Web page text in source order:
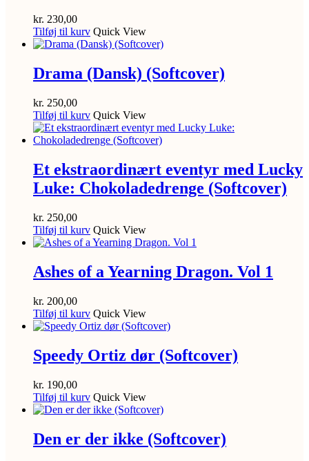
kr. 230,00
Tilføj til kurv Quick View
Drama (Dansk) (Softcover)
kr. 250,00
Tilføj til kurv Quick View
Et ekstraordinært eventyr med Lucky
Luke: Chokoladedrenge (Softcover)
kr. 250,00
Tilføj til kurv Quick View
Ashes of a Yearning Dragon. Vol 1
kr. 200,00
Tilføj til kurv Quick View
Speedy Ortiz dør (Softcover)
kr. 190,00
Tilføj til kurv Quick View
Den er der ikke (Softcover)